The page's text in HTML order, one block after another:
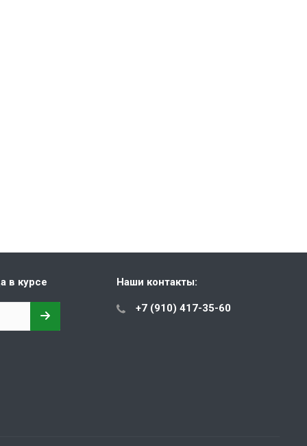
в курсе Наши контакты:
+7 (910) 417-35-60